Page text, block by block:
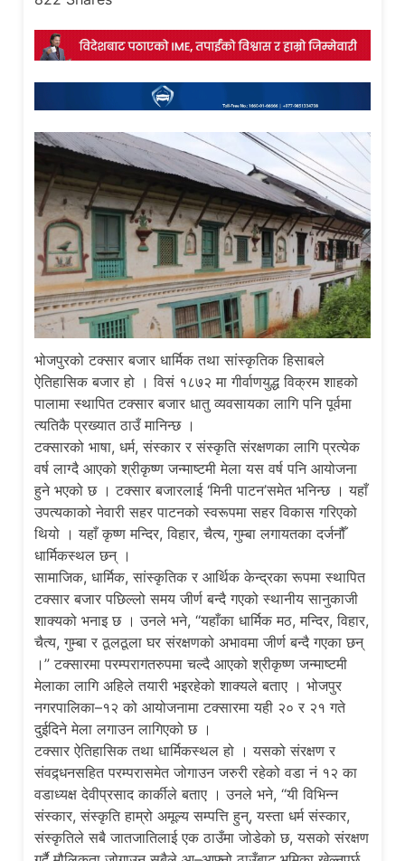
भोजपुरको टक्सार बजार धार्मिक तथा सांस्कृतिक हिसाबले
ऐतिहासिक बजार हो । विसं १८७२ मा गीर्वाणयुद्ध विक्रम शाहको
पालामा स्थापित टक्सार बजार धातु व्यवसायका लागि पनि पूर्वमा
त्यतिकै प्रख्यात ठाउँ मानिन्छ ।
टक्सारको भाषा, धर्म, संस्कार र संस्कृति संरक्षणका लागि प्रत्येक
वर्ष लाग्दै आएको श्रीकृष्ण जन्माष्टमी मेला यस वर्ष पनि आयोजना
हुने भएको छ । टक्सार बजारलाई ‘मिनी पाटन’समेत भनिन्छ । यहाँ
उपत्यकाको नेवारी सहर पाटनको स्वरूपमा सहर विकास गरिएको
थियो । यहाँ कृष्ण मन्दिर, विहार, चैत्य, गुम्बा लगायतका दर्जनौँ
धार्मिकस्थल छन् ।
सामाजिक, धार्मिक, सांस्कृतिक र आर्थिक केन्द्रका रूपमा स्थापित
टक्सार बजार पछिल्लो समय जीर्ण बन्दै गएको स्थानीय सानुकाजी
शाक्यको भनाइ छ । उनले भने, “यहाँका धार्मिक मठ, मन्दिर, विहार,
चैत्य, गुम्बा र ठूलठूला घर संरक्षणको अभावमा जीर्ण बन्दै गएका छन्
।” टक्सारमा परम्परागतरुपमा चल्दै आएको श्रीकृष्ण जन्माष्टमी
मेलाका लागि अहिले तयारी भइरहेको शाक्यले बताए । भोजपुर
नगरपालिका–१२ को आयोजनामा टक्सारमा यही २० र २१ गते
दुईदिने मेला लगाउन लागिएको छ ।
टक्सार ऐतिहासिक तथा धार्मिकस्थल हो । यसको संरक्षण र
संवद्र्धनसहित परम्परासमेत जोगाउन जरुरी रहेको वडा नं १२ का
वडाध्यक्ष देवीप्रसाद कार्कीले बताए । उनले भने, “यी विभिन्न
संस्कार, संस्कृति हाम्रो अमूल्य सम्पत्ति हुन्, यस्ता धर्म संस्कार,
संस्कृतिले सबै जातजातिलाई एक ठाउँमा जोडेको छ, यसको संरक्षण